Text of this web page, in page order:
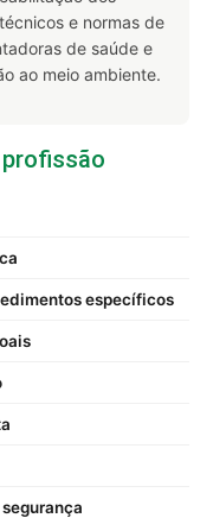
e normas de
de saúde e
ao meio ambiente.
específicos